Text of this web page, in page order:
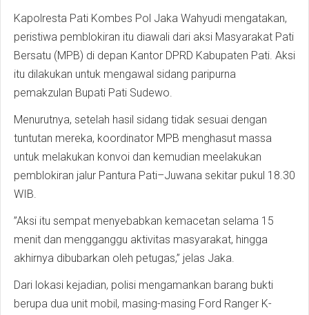
Kapolresta Pati Kombes Pol Jaka Wahyudi mengatakan,
peristiwa pemblokiran itu diawali dari aksi Masyarakat Pati
Bersatu (MPB) di depan Kantor DPRD Kabupaten Pati. Aksi
itu dilakukan untuk mengawal sidang paripurna
pemakzulan Bupati Pati Sudewo.
Menurutnya, setelah hasil sidang tidak sesuai dengan
tuntutan mereka, koordinator MPB menghasut massa
untuk melakukan konvoi dan kemudian meelakukan
pemblokiran jalur Pantura Pati–Juwana sekitar pukul 18.30
WIB.
”Aksi itu sempat menyebabkan kemacetan selama 15
menit dan mengganggu aktivitas masyarakat, hingga
akhirnya dibubarkan oleh petugas,” jelas Jaka.
Dari lokasi kejadian, polisi mengamankan barang bukti
berupa dua unit mobil, masing-masing Ford Ranger K-